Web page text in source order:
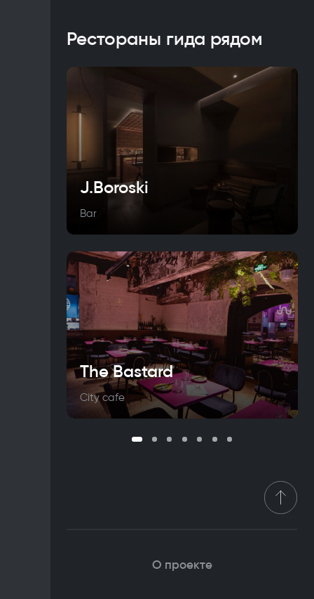
Рестораны гида рядом
J.Boroski
Bar
The Bastard
City cafe
О проекте